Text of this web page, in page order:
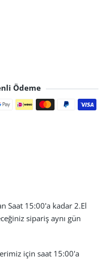
Ödeme
yöntemleri
Saat 15:00'a kadar 2.El
sipariş aynı gün
için saat 15:00'a